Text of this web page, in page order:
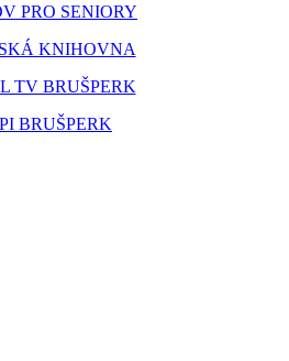
PRO SENIORY
KNIHOVNA
TV BRUŠPERK
BRUŠPERK